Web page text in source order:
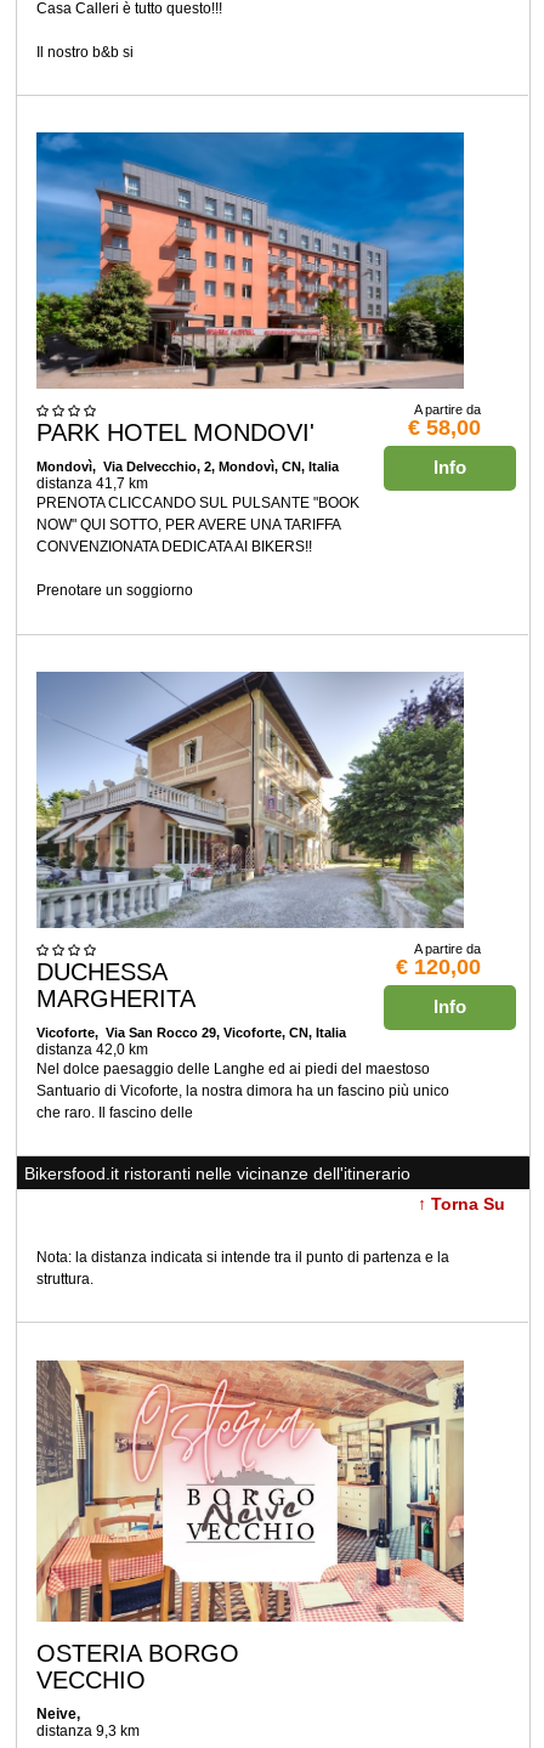
Casa Calleri è tutto questo!!!
Il nostro b&b si
A partire da
€ 58,00
Info
PARK HOTEL MONDOVI'
Mondovì, Via Delvecchio, 2, Mondovì, CN, Italia
distanza 41,7 km
PRENOTA CLICCANDO SUL PULSANTE "BOOK
NOW" QUI SOTTO, PER AVERE UNA TARIFFA
CONVENZIONATA DEDICATA AI BIKERS!!
Prenotare un soggiorno
A partire da
€ 120,00
Info
DUCHESSA
MARGHERITA
Vicoforte, Via San Rocco 29, Vicoforte, CN, Italia
distanza 42,0 km
Nel dolce paesaggio delle Langhe ed ai piedi del maestoso
Santuario di Vicoforte, la nostra dimora ha un fascino più unico
che raro. Il fascino delle
Bikersfood.it ristoranti nelle vicinanze dell'itinerario
↑ Torna Su
Nota: la distanza indicata si intende tra il punto di partenza e la
struttura.
OSTERIA BORGO
VECCHIO
Neive,
distanza 9,3 km